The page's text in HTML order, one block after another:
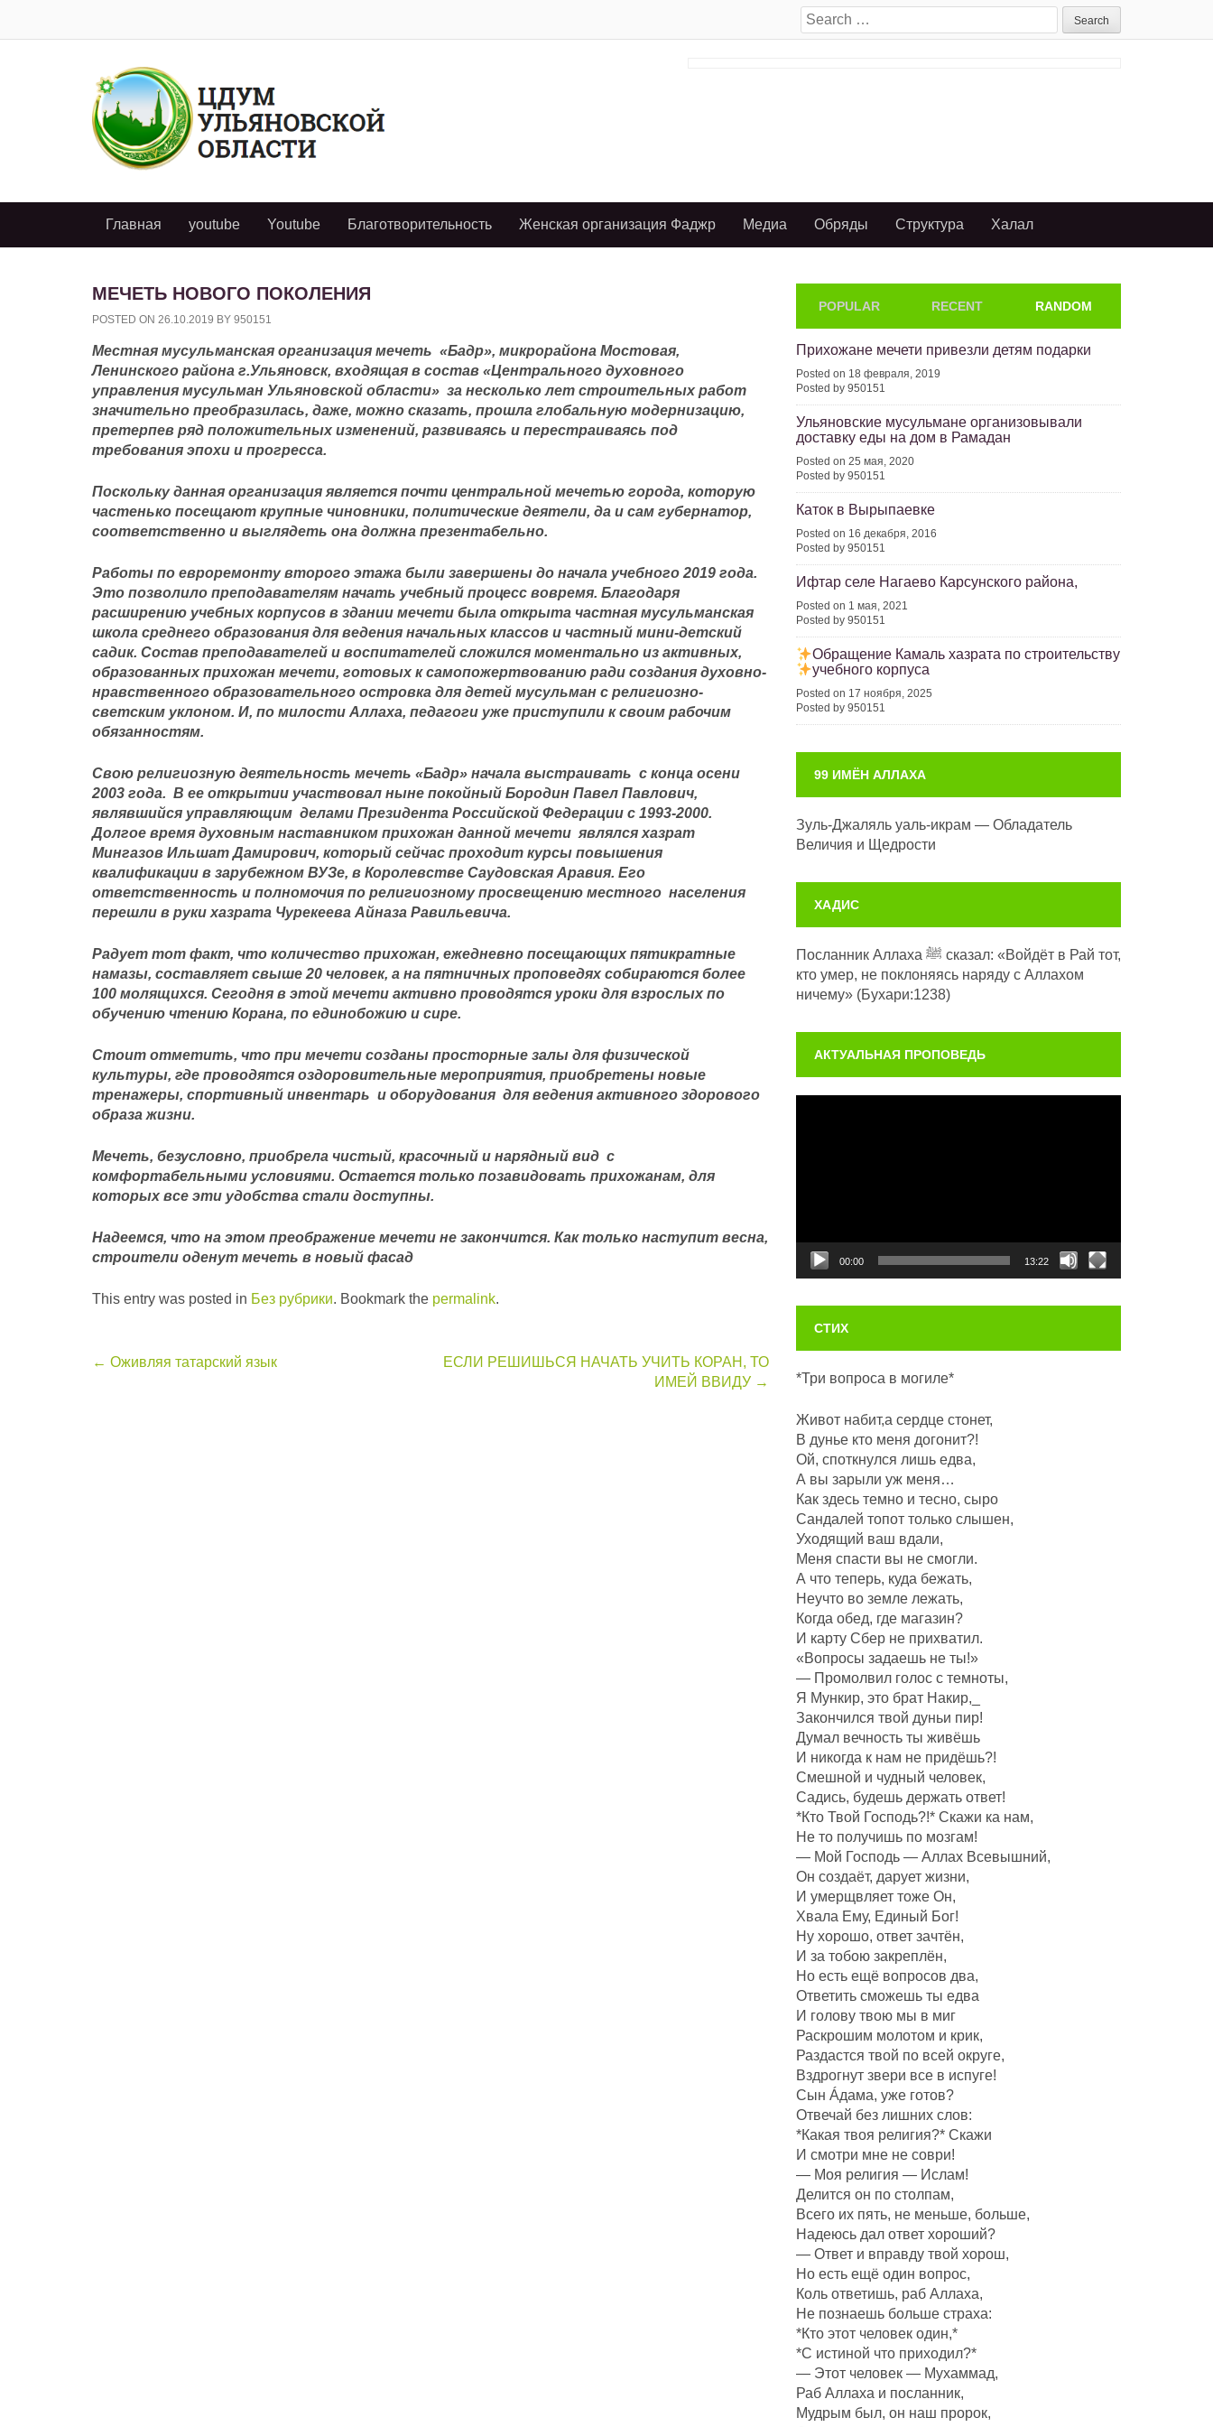
Search
for:
Главная youtube Youtube Благотворительность Женская организация Фаджр Медиа Обряды Структура Халал
МЕЧЕТЬ НОВОГО ПОКОЛЕНИЯ
POSTED ON 26.10.2019 BY 950151
Местная мусульманская организация мечеть «Бадр», микрорайона Мостовая,
Ленинского района г.Ульяновск, входящая в состав «Центрального духовного
управления мусульман Ульяновской области» за несколько лет строительных работ
значительно преобразилась, даже, можно сказать, прошла глобальную модернизацию,
претерпев ряд положительных изменений, развиваясь и перестраиваясь под
требования эпохи и прогресса.
Поскольку данная организация является почти центральной мечетью города, которую
частенько посещают крупные чиновники, политические деятели, да и сам губернатор,
соответственно и выглядеть она должна презентабельно.
Работы по евроремонту второго этажа были завершены до начала учебного 2019 года.
Это позволило преподавателям начать учебный процесс вовремя. Благодаря
расширению учебных корпусов в здании мечети была открыта частная мусульманская
школа среднего образования для ведения начальных классов и частный мини-детский
садик. Состав преподавателей и воспитателей сложился моментально из активных,
образованных прихожан мечети, готовых к самопожертвованию ради создания духовно-
нравственного образовательного островка для детей мусульман с религиозно-
светским уклоном. И, по милости Аллаха, педагоги уже приступили к своим рабочим
обязанностям.
Свою религиозную деятельность мечеть «Бадр» начала выстраивать с конца осени
2003 года. В ее открытии участвовал ныне покойный Бородин Павел Павлович,
являвшийся управляющим делами Президента Российской Федерации с 1993-2000.
Долгое время духовным наставником прихожан данной мечети являлся хазрат
Мингазов Ильшат Дамирович, который сейчас проходит курсы повышения
квалификации в зарубежном ВУЗе, в Королевстве Саудовская Аравия. Его
ответственность и полномочия по религиозному просвещению местного населения
перешли в руки хазрата Чурекеева Айназа Равильевича.
Радует тот факт, что количество прихожан, ежедневно посещающих пятикратные
намазы, составляет свыше 20 человек, а на пятничных проповедях собираются более
100 молящихся. Сегодня в этой мечети активно проводятся уроки для взрослых по
обучению чтению Корана, по единобожию и сире.
Стоит отметить, что при мечети созданы просторные залы для физической
культуры, где проводятся оздоровительные мероприятия, приобретены новые
тренажеры, спортивный инвентарь и оборудования для ведения активного здорового
образа жизни.
Мечеть, безусловно, приобрела чистый, красочный и нарядный вид с
комфортабельными условиями. Остается только позавидовать прихожанам, для
которых все эти удобства стали доступны.
Надеемся, что на этом преображение мечети не закончится. Как только наступит весна,
строители оденут мечеть в новый фасад
This entry was posted in Без рубрики. Bookmark the permalink.
Post
← Оживляя татарский язык
ЕСЛИ РЕШИШЬСЯ НАЧАТЬ УЧИТЬ КОРАН, ТО
ИМЕЙ ВВИДУ →
POPULAR RECENT RANDOM
Прихожане мечети привезли детям подарки
Posted on 18 февраля, 2019
Posted by 950151
Ульяновские мусульмане организовывали
доставку еды на дом в Рамадан
Posted on 25 мая, 2020
Posted by 950151
Каток в Вырыпаевке
Posted on 16 декабря, 2016
Posted by 950151
Ифтар селе Нагаево Карсунского района,
Posted on 1 мая, 2021
Posted by 950151
Обращение Камаль хазрата по строительству
учебного корпуса
Posted on 17 ноября, 2025
Posted by 950151
99 ИМЁН АЛЛАХА
Зуль-Джаляль уаль-икрам — Обладатель
Величия и Щедрости
ХАДИС
Посланник Аллаха ﷺ сказал: «Войдёт в Рай тот,
кто умер, не поклоняясь наряду с Аллахом
ничему» (Бухари:1238)
АКТУАЛЬНАЯ ПРОПОВЕДЬ
00:00 13:22
СТИХ
*Три вопроса в могиле*
Живот набит,а сердце стонет,
В дунье кто меня догонит?!
Ой, споткнулся лишь едва,
А вы зарыли уж меня…
Как здесь темно и тесно, сыро
Сандалей топот только слышен,
Уходящий ваш вдали,
Меня спасти вы не смогли.
А что теперь, куда бежать,
Неучто во земле лежать,
Когда обед, где магазин?
И карту Сбер не прихватил.
«Вопросы задаешь не ты!»
— Промолвил голос с темноты,
Я Мункир, это брат Накир,_
Закончился твой дуньи пир!
Думал вечность ты живёшь
И никогда к нам не придёшь?!
Смешной и чудный человек,
Садись, будешь держать ответ!
*Кто Твой Господь?!* Скажи ка нам,
Не то получишь по мозгам!
— Мой Господь — Аллах Всевышний,
Он создаëт, дарует жизни,
И умерщвляет тоже Он,
Хвала Ему, Единый Бог!
Ну хорошо, ответ зачтëн,
И за тобою закреплëн,
Но есть ещё вопросов два,
Ответить сможешь ты едва
И голову твою мы в миг
Раскрошим молотом и крик,
Раздастся твой по всей округе,
Вздрогнут звери все в испуге!
Сын Áдама, уже готов?
Отвечай без лишних слов:
*Какая твоя религия?* Скажи
И смотри мне не соври!
— Моя религия — Ислам!
Делится он по столпам,
Всего их пять, не меньше, больше,
Надеюсь дал ответ хороший?
— Ответ и вправду твой хорош,
Но есть ещё один вопрос,
Коль ответишь, раб Аллаха,
Не познаешь больше страха:
*Кто этот человек один,*
*С истиной что приходил?*
— Этот человек — Мухаммад,
Раб Аллаха и посланник,
Мудрым был, он наш пророк,